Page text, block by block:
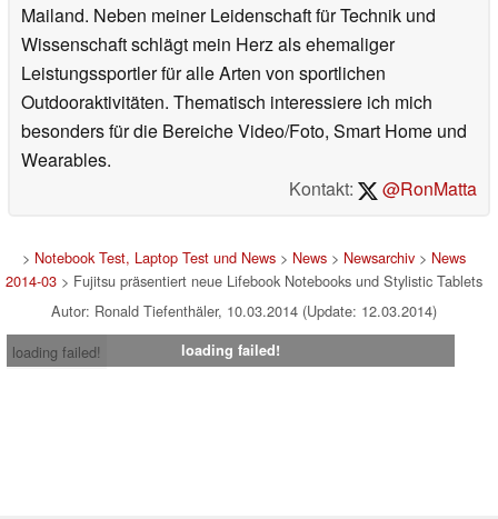
Mailand. Neben meiner Leidenschaft für Technik und
Wissenschaft schlägt mein Herz als ehemaliger
Leistungssportler für alle Arten von sportlichen
Outdooraktivitäten. Thematisch interessiere ich mich
besonders für die Bereiche Video/Foto, Smart Home und
Wearables.
Kontakt:
@RonMatta
> Notebook Test, Laptop Test und News> News> Newsarchiv> News
2014-03> Fujitsu präsentiert neue Lifebook Notebooks und Stylistic Tablets
Autor: Ronald Tiefenthäler, 10.03.2014 (Update: 12.03.2014)
loading failed!
loading failed!